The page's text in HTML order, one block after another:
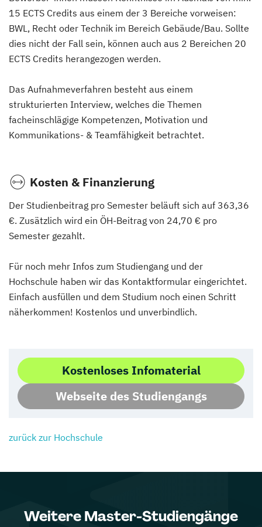
15 ECTS Credits aus einem der 3 Bereiche vorweisen:
BWL, Recht oder Technik im Bereich Gebäude/Bau. Sollte
dies nicht der Fall sein, können auch aus 2 Bereichen 20
ECTS Credits herangezogen werden.
Das Aufnahmeverfahren besteht aus einem
strukturierten Interview, welches die Themen
facheinschlägige Kompetenzen, Motivation und
Kommunikations- & Teamfähigkeit betrachtet.
Kosten & Finanzierung
Der Studienbeitrag pro Semester beläuft sich auf 363,36
€. Zusätzlich wird ein ÖH-Beitrag von 24,70 € pro
Semester gezahlt.
Für noch mehr Infos zum Studiengang und der
Hochschule haben wir das Kontaktformular eingerichtet.
Einfach ausfüllen und dem Studium noch einen Schritt
näherkommen! Kostenlos und unverbindlich.
Kostenloses Infomaterial
Webseite des Studiengangs
zurück zur Hochschule
Weitere Master-Studiengänge